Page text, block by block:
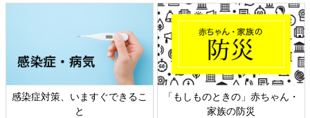
日本外来小児科学会リーフレッ
ト検討会
六星占術 細木かおりさんの人生
相談